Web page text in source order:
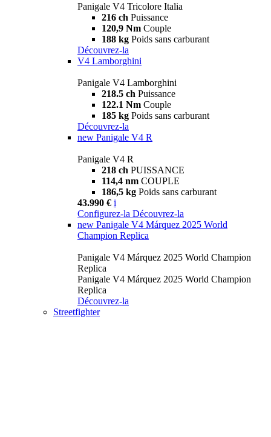
Panigale V4 Tricolore Italia
216 ch Puissance
120,9 Nm Couple
188 kg Poids sans carburant
Découvrez-la
V4 Lamborghini
Panigale V4 Lamborghini
218.5 ch Puissance
122.1 Nm Couple
185 kg Poids sans carburant
Découvrez-la
new Panigale V4 R
Panigale V4 R
218 ch PUISSANCE
114,4 nm COUPLE
186,5 kg Poids sans carburant
43.990 € i
Configurez-la Découvrez-la
new Panigale V4 Márquez 2025 World
Champion Replica
Panigale V4 Márquez 2025 World Champion
Replica
Panigale V4 Márquez 2025 World Champion
Replica
Découvrez-la
Streetfighter